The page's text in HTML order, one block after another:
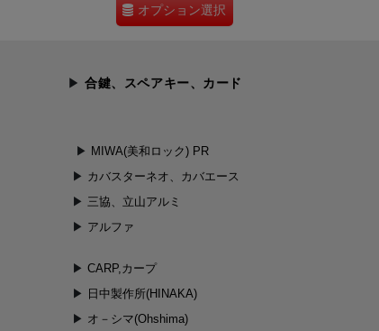
オプション選択
合鍵、スペアキー、カード
MIWA(美和ロック) PR
カバスターネオ、カバエース
三協、立山アルミ
アルファ
CARP,カープ
日中製作所(HINAKA)
オ－シマ(Ohshima)